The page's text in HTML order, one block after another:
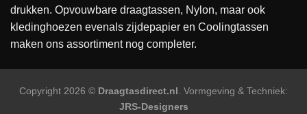
drukken. Opvouwbare draagtassen, Nylon, maar ook
kledinghoezen evenals zijdepapier en Coolingtassen
maken ons assortiment nog completer.
Copyright 2026 © Draagtasdirect.nl. Vormgeving & Techniek:
JRS-Designers